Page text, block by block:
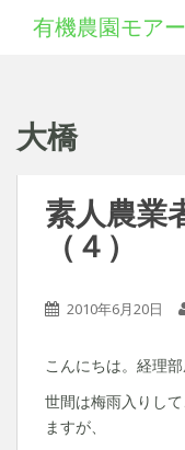
有機農園モア
大橋
素人農業
（４）
2010年6月20日
こんにちは。経理部
世間は梅雨入りし
ますが、